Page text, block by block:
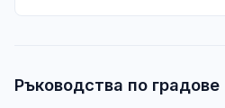
Ръководства по градове